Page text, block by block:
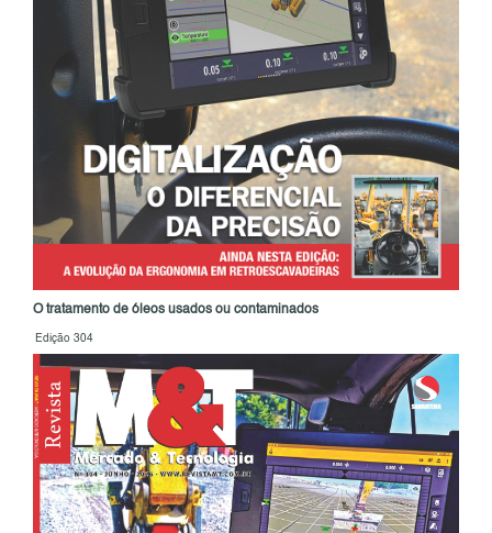
O tratamento de óleos usados ou contaminados
Edição 304